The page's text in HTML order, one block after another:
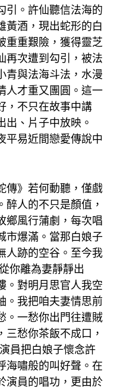
引。許仙聽信法海的
黃酒，現出蛇形的白
重重艱險，獲得靈芝
再次遭到勾引，被法
青與法海斗法，水漫
人才重又團圓。這一
，不只在故事中講
出、片子中放映。
平易近間戀愛傳說中
傳》若何動聽，僅戲
人的不只是顏值，
鄉風行蒲劇，每次唱
市爆滿。當那白娘子
人跡的空谷。至今我
你離為妻靜靜出
。對明月思官人我空
。我把咱夫妻情思前
。一愁你出門往遭賊
愁你茶飯不成口，
員把白娘子懷念許
海嘯般的叫好聲。在
演員的唱功，更由於